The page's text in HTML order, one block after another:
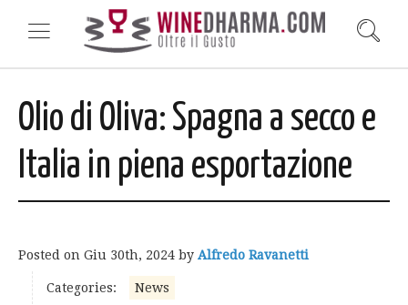
Olio di Oliva: Spagna a secco e
Italia in piena esportazione
Posted on Giu 30th, 2024 by Alfredo Ravanetti
Categories: News